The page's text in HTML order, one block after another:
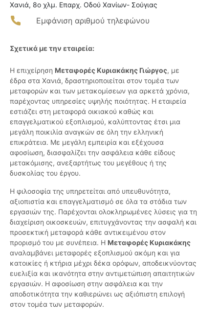
Χανιά, 8ο χλμ. Επαρχ. Οδού Χανίων- Σούγιας
Εμφάνιση αριθμού τηλεφώνου
Σχετικά με την εταιρεία:
Η επιχείρηση Μεταφορές Κυριακάκης Γιώργος, με
έδρα στα Χανιά, δραστηριοποιείται στον τομέα των
μεταφορών και των μετακομίσεων για αρκετά χρόνια,
παρέχοντας υπηρεσίες υψηλής ποιότητας. Η εταιρεία
εστιάζει στη μεταφορά οικιακού καθώς και
επαγγελματικού εξοπλισμού, καλύπτοντας έτσι μια
μεγάλη ποικιλία αναγκών σε όλη την ελληνική
επικράτεια. Με μεγάλη εμπειρία και εξέχουσα
αφοσίωση, διασφαλίζει την ασφάλεια κάθε είδους
μετακόμισης, ανεξαρτήτως του μεγέθους ή της
δυσκολίας του έργου.
Η φιλοσοφία της υπηρετείται από υπευθυνότητα,
αξιοπιστία και επαγγελματισμό σε όλα τα στάδια των
εργασιών της. Παρέχονται ολοκληρωμένες λύσεις για τη
διαχείριση οικοσκευών, επιτυγχάνοντας την ασφαλή και
προσεκτική μεταφορά κάθε αντικειμένου στον
προρισμό του με συνέπεια. Η Μεταφορές Κυριακάκης
αναλαμβάνει μεταφορές εξοπλισμού ακόμη και για
κατοικίες ή κτήρια μέχρι δέκα ορόφων, αποδεικνύοντας
ευελιξία και ικανότητα στην αντιμετώπιση απαιτητικών
εργασιών. Η αφοσίωση στην ασφάλεια και την
αποδοτικότητα την καθιερώνει ως αξιόπιστη επιλογή
στον τομέα των μεταφορών.